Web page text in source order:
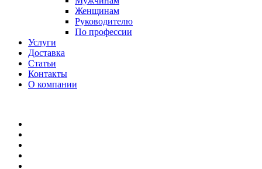
Женщинам
Руководителю
По профессии
Услуги
Доставка
Статьи
Контакты
О компании